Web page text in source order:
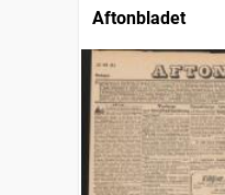
Aftonbladet